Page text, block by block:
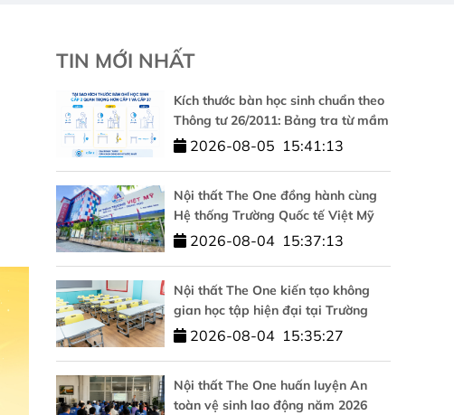
TIN MỚI NHẤT
Kích thước bàn học sinh chuẩn theo
Thông tư 26/2011: Bảng tra từ mầm
non đến cấp 3
2026-08-05 15:41:13
Nội thất The One đồng hành cùng
Hệ thống Trường Quốc tế Việt Mỹ
kiến tạo không gian học tập chuẩn
2026-08-04 15:37:13
Nội thất The One kiến tạo không
gian học tập hiện đại tại Trường
Tiểu học Tesla Hà Nội
2026-08-04 15:35:27
Nội thất The One huấn luyện An
toàn vệ sinh lao động năm 2026